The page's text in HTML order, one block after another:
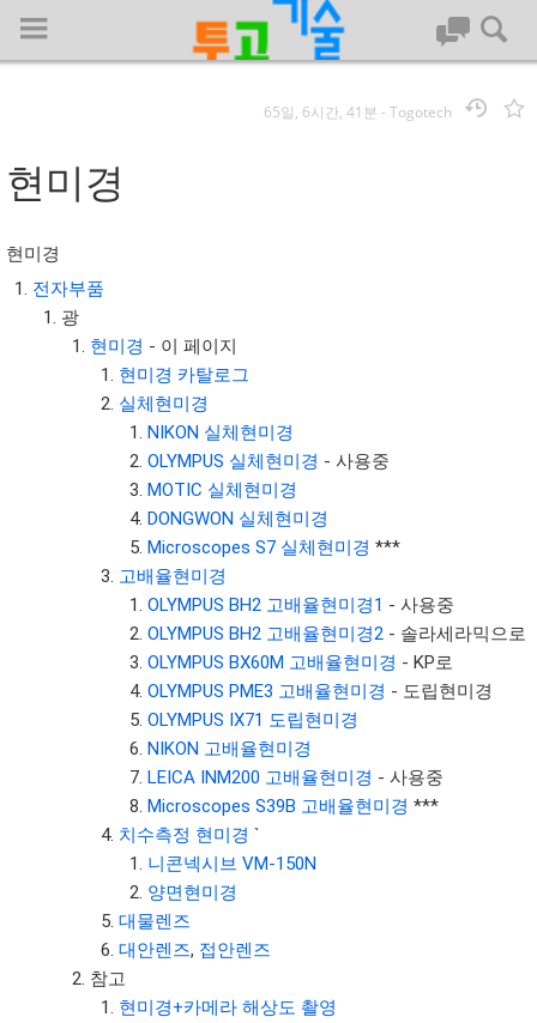
대문
회사명 :
투고기술
| 대표 : 김명기 | 사업자번호 : 142-08-78939
전화 : 031-8065-5299 | 주소 : (16954)) 경기도 용인시 기흥구 흥덕1
로 13, B동(complex동) 1213호(영덕동,흥덕IT밸리)
COPYRIGHT (C) 투고기술 ALL RIGHTS RESEVED
투고기술 위키 저작권
65일, 6시간, 41분 -Togotech
현미경
현미경
전자부품
광
현미경 - 이 페이지
현미경 카탈로그
실체현미경
NIKON 실체현미경
OLYMPUS 실체현미경 - 사용중
MOTIC 실체현미경
DONGWON 실체현미경
Microscopes S7 실체현미경 ***
고배율현미경
OLYMPUS BH2 고배율현미경1 - 사용중
OLYMPUS BH2 고배율현미경2 - 솔라세라믹으로
OLYMPUS BX60M 고배율현미경 - KP로
OLYMPUS PME3 고배율현미경 - 도립현미경
OLYMPUS IX71 도립현미경
NIKON 고배율현미경
LEICA INM200 고배율현미경 - 사용중
Microscopes S39B 고배율현미경 ***
치수측정 현미경 `
니콘넥시브 VM-150N
양면현미경
대물렌즈
대안렌즈, 접안렌즈
참고
현미경+카메라 해상도 촬영